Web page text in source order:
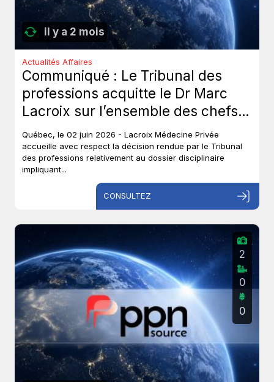
il y a 2 mois
Actualités Affaires
Communiqué : Le Tribunal des
professions acquitte le Dr Marc
Lacroix sur l’ensemble des chefs
et met un terme à près de six ans
de procédures disciplinaires.
Québec, le 02 juin 2026 - Lacroix Médecine Privée
accueille avec respect la décision rendue par le Tribunal
des professions relativement au dossier disciplinaire
impliquant...
CONSULTEZ
2
0
0